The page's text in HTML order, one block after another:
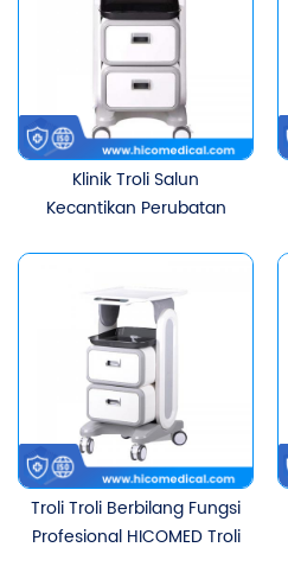
Klinik Troli Salun
Kecantikan Perubatan
Alih Troli Kerja Dengan
Laci
Troli Troli Berbilang Fungsi
Profesional HICOMED Troli